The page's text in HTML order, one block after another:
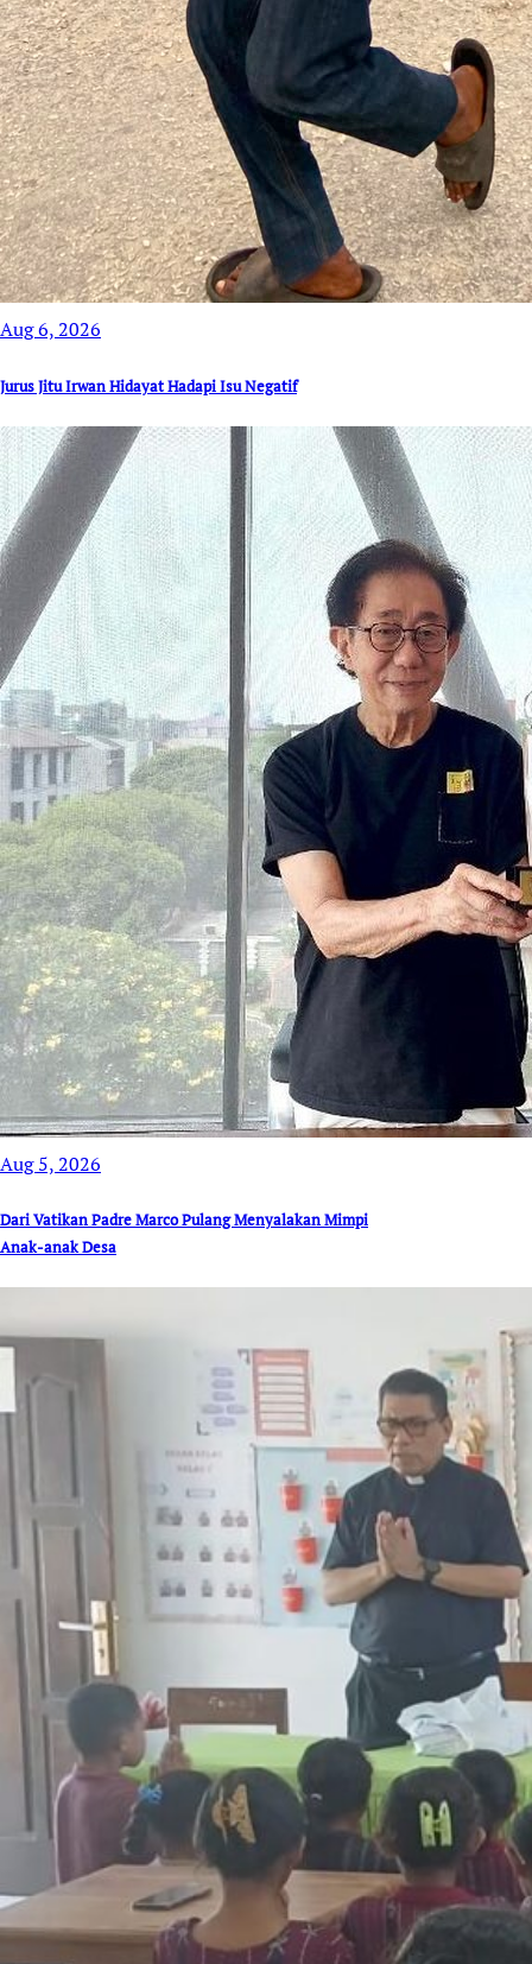
Aug 6, 2026
Jurus Jitu Irwan Hidayat Hadapi Isu Negatif
Aug 5, 2026
Dari Vatikan Padre Marco Pulang Menyalakan Mimpi
Anak-anak Desa